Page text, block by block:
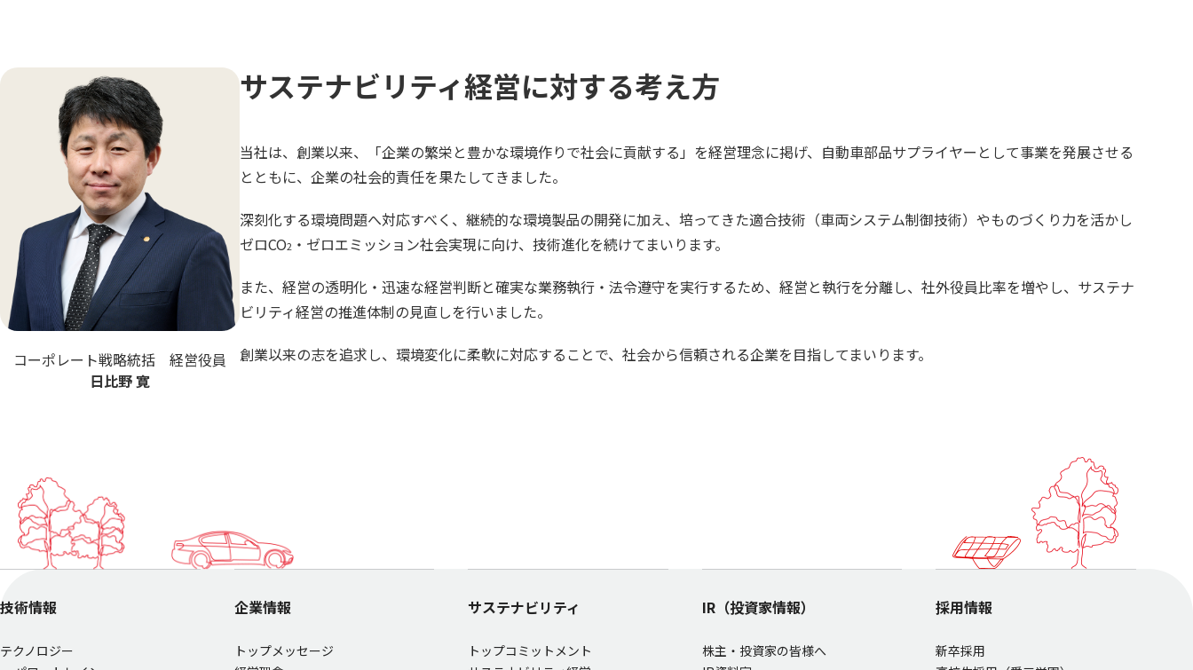
コーポレート戦略統括 経営役員
日比野 寛
サステナビリティ経営に対する考え方
当社は、創業以来、「企業の繁栄と豊かな環境作りで社会に貢献する」を経営理念に掲げ、自動車部品サプライヤーとして事業を発展させる
とともに、企業の社会的責任を果たしてきました。
深刻化する環境問題へ対応すべく、継続的な環境製品の開発に加え、培ってきた適合技術（車両システム制御技術）やものづくり力を活かし
ゼロCO2 ・ゼロエミッション社会実現に向け、技術進化を続けてまいります。
また、経営の透明化・迅速な経営判断と確実な業務執行・法令遵守を実行するため、経営と執行を分離し、社外役員比率を増やし、サステナ
ビリティ経営の推進体制の見直しを行いました。
創業以来の志を追求し、環境変化に柔軟に対応することで、社会から信頼される企業を目指してまいります。
技術情報
テクノロジー
企業情報
トップメッセージ
サステナビリティ
トップコミットメント
IR（投資家情報）
株主・投資家の皆様へ
採用情報
新卒採用